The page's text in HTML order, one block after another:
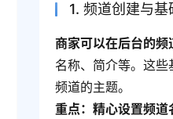
1. 频道创建与基
商家可以在后台的
名称、简介等。这
频道的主题。
重点：精心设置频道